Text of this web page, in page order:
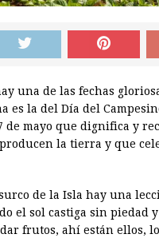
una de las fechas
es la del Día del
de mayo que dignifica y
la tierra y que
de la Isla hay una
el sol castiga sin piedad
frutos, ahí están ellos,